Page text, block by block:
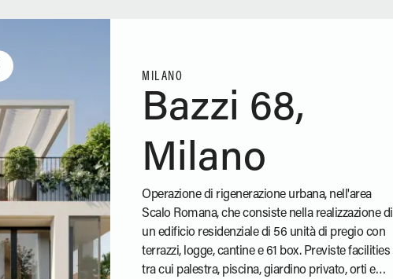
MILANO
Bazzi 68,
Milano
Operazione di rigenerazione urbana, nell'area
Scalo Romana, che consiste nella realizzazione di
un edificio residenziale di 56 unità di pregio con
terrazzi, logge, cantine e 61 box. Previste facilities
tra cui palestra, piscina, giardino privato, orti e